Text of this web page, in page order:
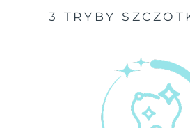
3 TRYBY
Kazachstan